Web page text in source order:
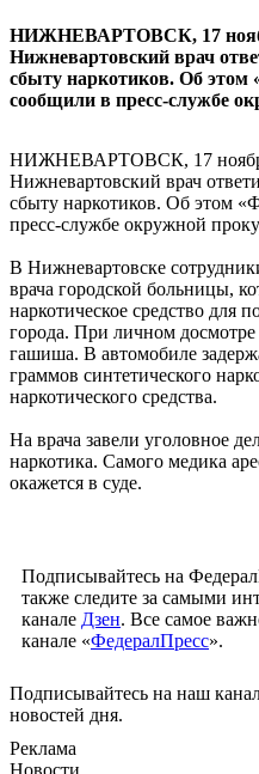
НИЖНЕВАРТОВСК, 17
Нижневартовский врач
сбыту наркотиков. Об этом
сообщили в пресс-службе
НИЖНЕВАРТОВСК, 17
Нижневартовский врач
сбыту наркотиков. Об этом
пресс-службе окружной
В Нижневартовске
врача городской больницы,
наркотическое средство для
города. При личном
гашиша. В автомобиле
граммов синтетического
наркотического средства.
На врача завели уголовное
наркотика. Самого медика
окажется в суде.
Подписывайтесь на
также следите за самыми
канале Дзен. Все самое
канале «ФедералПресс».
Подписывайтесь на наш
новостей дня.
Реклама
Новости